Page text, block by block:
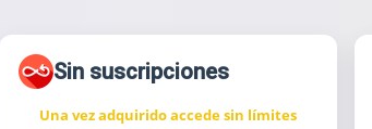
Sin suscripciones
Una vez adquirido accede sin límites